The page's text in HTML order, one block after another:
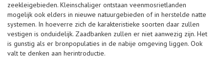
zeekleigebieden. Kleinschaliger ontstaan veenmosrietlanden
mogelijk ook elders in nieuwe natuurgebieden of in herstelde natte
systemen. In hoeverre zich de karakteristieke soorten daar zullen
vestigen is onduidelijk. Zaadbanken zullen er niet aanwezig zijn. Het
is gunstig als er bronpopulaties in de nabije omgeving liggen. Ook
valt te denken aan herintroductie.